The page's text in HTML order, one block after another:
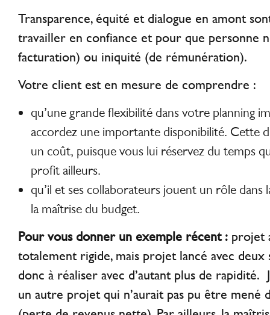
Transparence, équité et dialogue en amont
travailler en confiance et pour que personne
facturation) ou iniquité (de rémunération).
Votre client est en mesure de comprendre :
qu’une grande flexibilité dans votre planning
accordez une importante disponibilité. Cette
un coût, puisque vous lui réservez du temps
profit ailleurs.
qu’il et ses collaborateurs jouent un rôle dans
la maîtrise du budget.
Pour vous donner un exemple récent : projet
totalement rigide, mais projet lancé avec deux
donc à réaliser avec d’autant plus de rapidité.
un autre projet qui n’aurait pas pu être mené